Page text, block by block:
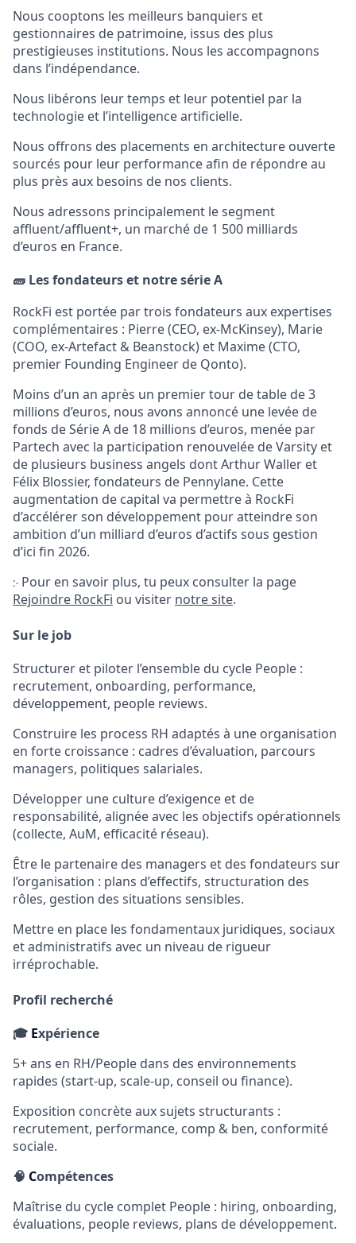
Nous cooptons les meilleurs banquiers et
gestionnaires de patrimoine, issus des plus
prestigieuses institutions. Nous les accompagnons
dans l’indépendance.
Nous libérons leur temps et leur potentiel par la
technologie et l’intelligence artificielle.
Nous offrons des placements en architecture ouverte
sourcés pour leur performance afin de répondre au
plus près aux besoins de nos clients.
Nous adressons principalement le segment
affluent/affluent+, un marché de 1 500 milliards
d’euros en France.
🧱 Les fondateurs et notre série A
RockFi est portée par trois fondateurs aux expertises
complémentaires : Pierre (CEO, ex-McKinsey), Marie
(COO, ex-Artefact & Beanstock) et Maxime (CTO,
premier Founding Engineer de Qonto).
Moins d’un an après un premier tour de table de 3
millions d’euros, nous avons annoncé une levée de
fonds de Série A de 18 millions d’euros, menée par
Partech avec la participation renouvelée deVarsity et
de plusieurs business angels dont Arthur Waller et
Félix Blossier, fondateurs de Pennylane. Cette
augmentation de capital va permettre à RockFi
d’accélérer son développement pour atteindre son
ambition d’un milliard d’euros d’actifs sous gestion
d’ici fin 2026.
჻ Pour en savoir plus, tu peux consulter la page
Rejoindre RockFi ou visiter notre site.
Sur le job
Structurer et piloter l’ensemble du cycle People :
recrutement, onboarding, performance,
développement, people reviews.
Construire les process RH adaptés à une organisation
en forte croissance : cadres d’évaluation, parcours
managers, politiques salariales.
Développer une culture d’exigence et de
responsabilité, alignée avec les objectifs opérationnels
(collecte, AuM, efficacité réseau).
Être le partenaire des managers et des fondateurs sur
l’organisation : plans d’effectifs, structuration des
rôles, gestion des situations sensibles.
Mettre en place les fondamentaux juridiques, sociaux
et administratifs avec un niveau de rigueur
irréprochable.
Profil recherché
🎓 Expérience
5+ ans en RH/People dans des environnements
rapides (start-up, scale-up, conseil ou finance).
Exposition concrète aux sujets structurants :
recrutement, performance, comp & ben, conformité
sociale.
🧠 Compétences
Maîtrise du cycle complet People : hiring, onboarding,
évaluations, people reviews, plans de développement.